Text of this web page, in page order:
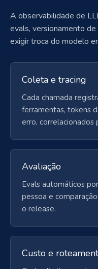
A observabilidade de
evals, versionamento
exigir troca do modelo
Coleta e tracing
Cada chamada
ferramentas, tokens
erro, correlacionados
Avaliação
Evals automáticos
pessoa e
o release.
Custo e